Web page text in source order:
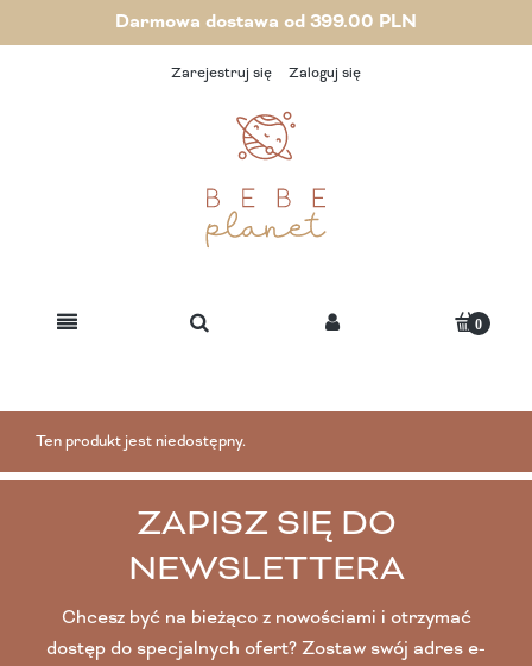
Darmowa dostawa od 399.00 PLN
Zarejestruj się Zaloguj się
Ten produkt jest niedostępny.
ZAPISZ SIĘ DO
NEWSLETTERA
Chcesz być na bieżąco z nowościami i otrzymać
dostęp do specjalnych ofert? Zostaw swój adres e-